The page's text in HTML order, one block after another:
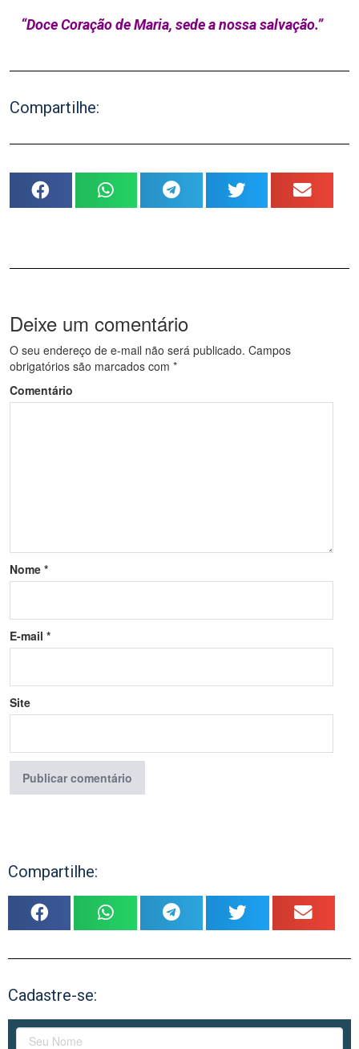
“Doce Coração de Maria, sede a nossa salvação.”
Compartilhe:
Deixe um comentário
O seu endereço de e-mail não será publicado. Campos
obrigatórios são marcados com *
Comentário
Nome *
E-mail *
Site
Compartilhe:
Cadastre-se: